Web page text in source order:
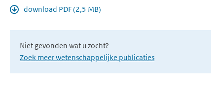
download PDF (2,5 MB)
Niet gevonden wat u zocht?
Zoek meer wetenschappelijke publicaties